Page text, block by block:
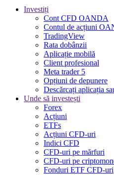
Investiți
Cont CFD OANDA
Contul de acțiuni
TradingView
Rata dobânzii
Aplicație mobilă
Client profesional
Meta trader 5
Opțiuni de depunere
Descărcați aplicația
Unde să investești
Forex
Acțiuni
ETFs
Acțiuni CFD-uri
Indici CFD
CFD-uri pe mărfuri
CFD-uri pe
Fonduri ETF CFD-uri